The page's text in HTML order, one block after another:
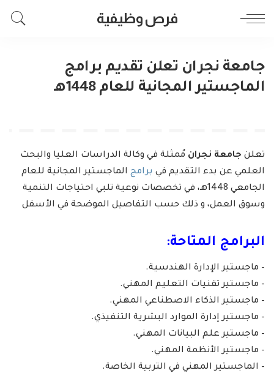
فرص وظيفية
جامعة نجران تعلن تقديم برامج
الماجستير المجانية للعام 1448هـ
تعلن جامعة نجران مُمثلة في وكالة الدراسات العليا والبحث
العلمي عن بدء التقديم في برامج الماجستير المجانية للعام
الجامعي 1448هـ، في تخصصات نوعية تلبي احتياجات التنمية
وسوق العمل، و ذلك حسب التفاصيل الموضحة في الأسفل
البرامج المتاحة:
– ماجستير الإدارة الهندسية.
– ماجستير تقنيات التعليم المهني.
– ماجستير الذكاء الاصطناعي المهني.
– ماجستير إدارة الموارد البشرية التنفيذي.
– ماجستير علم البيانات المهني.
– ماجستير الأنظمة المهني.
– الماجستير المهني في التربية الخاصة.